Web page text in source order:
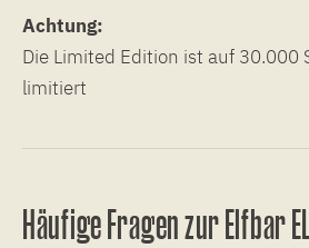
Achtung:
Die Limited Edition ist auf 30.000
limitiert
Häufige Fragen zur Elfbar